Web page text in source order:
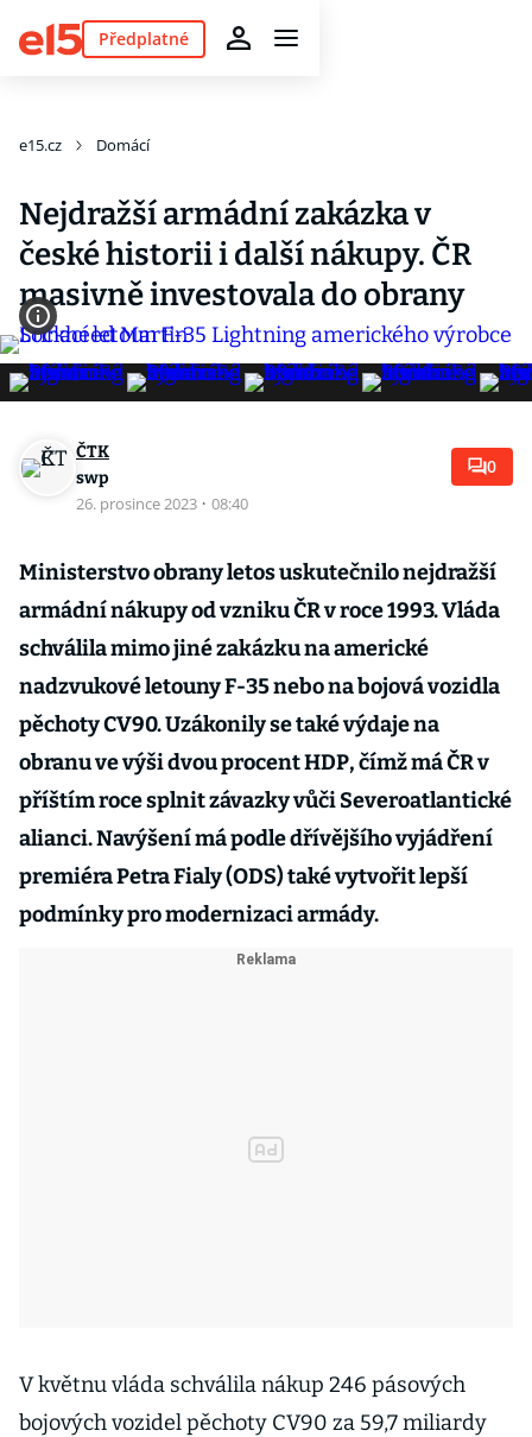
Předplatné
e15.cz Domácí
Nejdražší armádní zakázka v
české historii i další nákupy. ČR
masivně investovala do obrany
ČTK
swp
26. prosince 2023 · 08:40
0
Ministerstvo obrany letos uskutečnilo nejdražší
armádní nákupy od vzniku ČR v roce 1993. Vláda
schválila mimo jiné zakázku na americké
nadzvukové letouny F-35 nebo na bojová vozidla
pěchoty CV90. Uzákonily se také výdaje na
obranu ve výši dvou procent HDP, čímž má ČR v
příštím roce splnit závazky vůči Severoatlantické
alianci. Navýšení má podle dřívějšího vyjádření
premiéra Petra Fialy (ODS) také vytvořit lepší
podmínky pro modernizaci armády.
V květnu vláda schválila nákup 246 pásových
bojových vozidel pěchoty CV90 za 59,7 miliardy